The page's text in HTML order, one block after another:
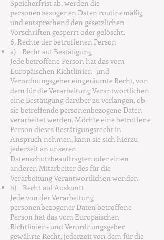
Speicherfrist ab, werden die
personenbezogenen Daten routinemäßig
und entsprechend den gesetzlichen
Vorschriften gesperrt oder gelöscht.
6. Rechte der betroffenen Person
a) Recht auf Bestätigung
Jede betroffene Person hat das vom
Europäischen Richtlinien- und
Verordnungsgeber eingeräumte Recht, von
dem für die Verarbeitung Verantwortlichen
eine Bestätigung darüber zu verlangen, ob
sie betreffende personenbezogene Daten
verarbeitet werden. Möchte eine betroffene
Person dieses Bestätigungsrecht in
Anspruch nehmen, kann sie sich hierzu
jederzeit an unseren
Datenschutzbeauftragten oder einen
anderen Mitarbeiter des für die
Verarbeitung Verantwortlichen wenden.
b) Recht auf Auskunft
Jede von der Verarbeitung
personenbezogener Daten betroffene
Person hat das vom Europäischen
Richtlinien- und Verordnungsgeber
gewährte Recht, jederzeit von dem für die